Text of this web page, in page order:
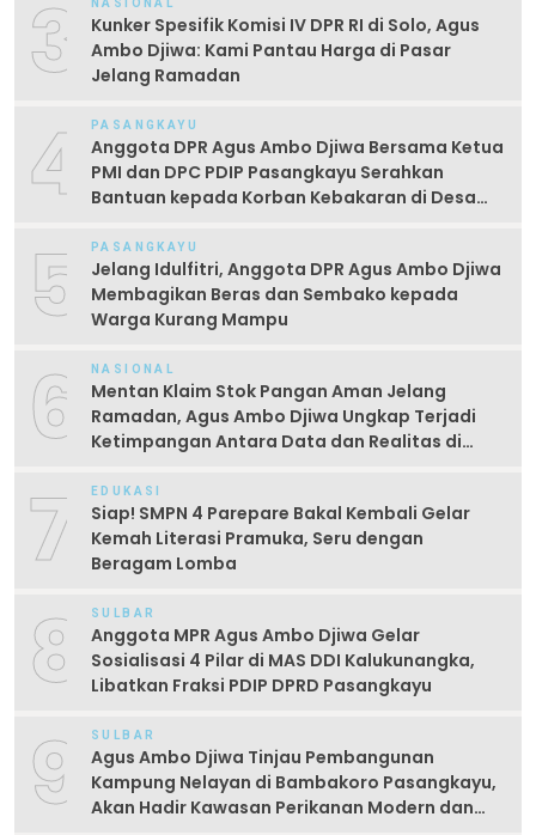
3
Kunker Spesifik Komisi IV DPR RI di Solo, Agus
Ambo Djiwa: Kami Pantau Harga di Pasar
Jelang Ramadan
4 PASANGKAYU
Anggota DPR Agus Ambo Djiwa Bersama Ketua
PMI dan DPC PDIP Pasangkayu Serahkan
Bantuan kepada Korban Kebakaran di Desa
5 PASANGKAYU
Jelang Idulfitri, Anggota DPR Agus Ambo Djiwa
Membagikan Beras dan Sembako kepada
Warga Kurang Mampu
6 NASIONAL
Mentan Klaim Stok Pangan Aman Jelang
Ramadan, Agus Ambo Djiwa Ungkap Terjadi
Ketimpangan Antara Data dan Realitas di
7 EDUKASI
Siap! SMPN 4 Parepare Bakal Kembali Gelar
Kemah Literasi Pramuka, Seru dengan
Beragam Lomba
8 SULBAR
Anggota MPR Agus Ambo Djiwa Gelar
Sosialisasi 4 Pilar di MAS DDI Kalukunangka,
Libatkan Fraksi PDIP DPRD Pasangkayu
9 SULBAR
Agus Ambo Djiwa Tinjau Pembangunan
Kampung Nelayan di Bambakoro Pasangkayu,
Akan Hadir Kawasan Perikanan Modern dan